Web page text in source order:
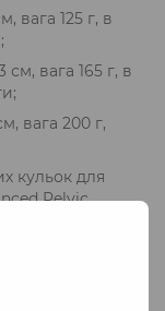
вага 125 г, в
вага 165 г, в
вага 200 г,
кульок для
Pelvic